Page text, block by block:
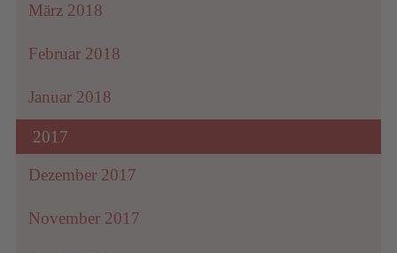
März 2018
Februar 2018
Januar 2018
2017
Dezember 2017
November 2017